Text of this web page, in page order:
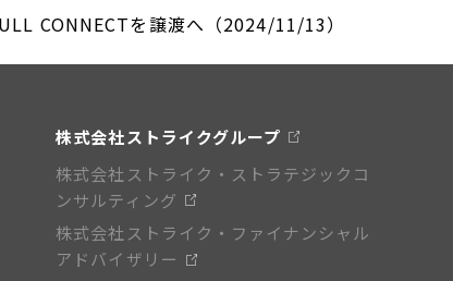
CONNECTを譲渡へ（2024/11/13）
株式会社ストライクグループ
株式会社ストライク・ストラテジックコ
ンサルティング
株式会社ストライク・ファイナンシャル
アドバイザリー